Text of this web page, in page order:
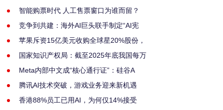
智能购票时代 人工售票窗口为谁而留？
竞争到共建：海外AI巨头联手制定“AI宪
苹果斥资15亿美元收购全球星20%股份，
国家知识产权局：截至2025年底我国每万
Meta内部中文成“核心通行证”：硅谷A
腾讯AI技术突破，游戏业务迎来新机遇
香港88%员工已用AI，为何仅14%接受